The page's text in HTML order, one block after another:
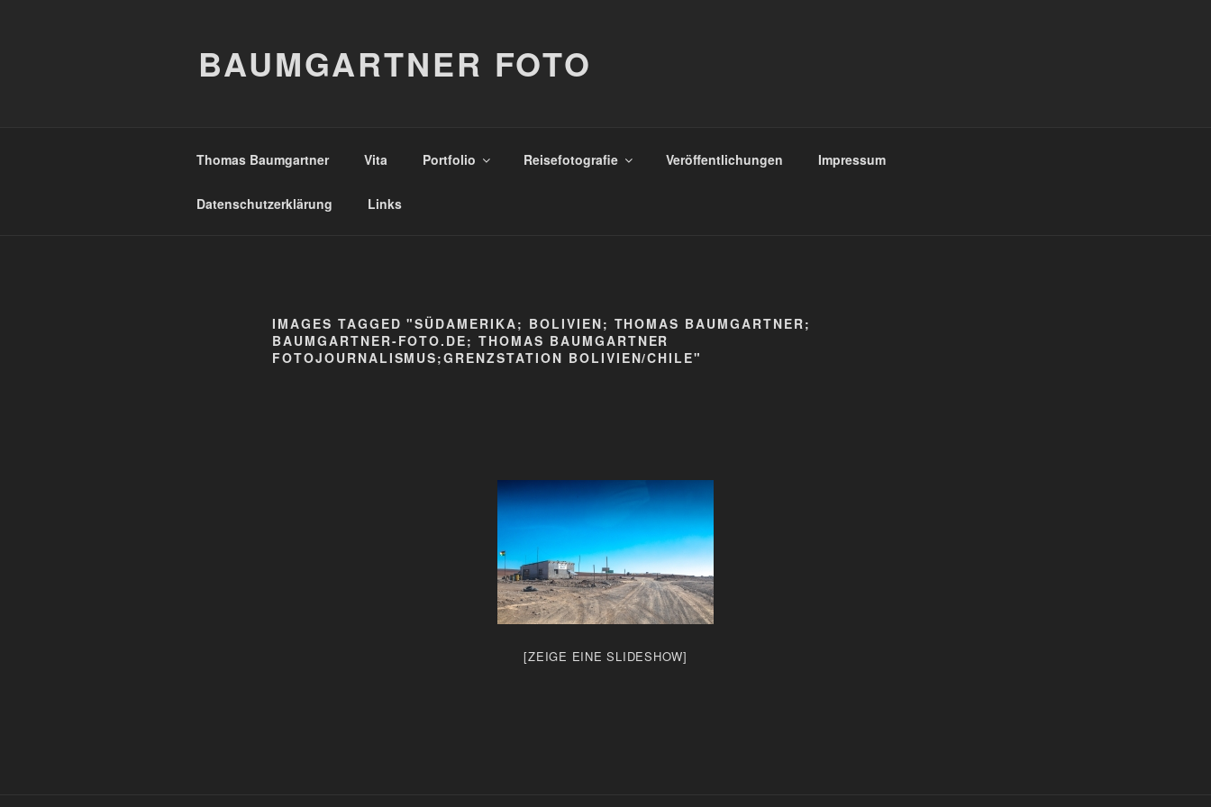
BAUMGARTNER FOTO
Thomas Baumgartner Vita Portfolio Reisefotografie Veröffentlichungen Impressum
Datenschutzerklärung Links
IMAGES TAGGED "SÜDAMERIKA; BOLIVIEN; THOMAS BAUMGARTNER;
BAUMGARTNER-FOTO.DE; THOMAS BAUMGARTNER
FOTOJOURNALISMUS;GRENZSTATION BOLIVIEN/CHILE"
[ZEIGE EINE SLIDESHOW]